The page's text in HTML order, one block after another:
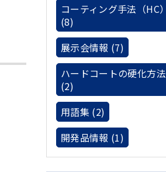
コーティング手法（HC）
(8)
展示会情報 (7)
ハードコートの硬化方法
(2)
用語集 (2)
開発品情報 (1)